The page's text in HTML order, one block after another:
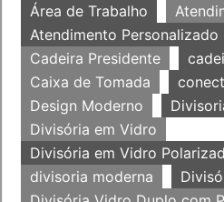
Área de Trabalho
Atendimento Personalizado
Cadeira Presidente
Caixa de Tomada
Design Moderno
Divisória em Vidro
Divisória em Vidro
divisoria moderna